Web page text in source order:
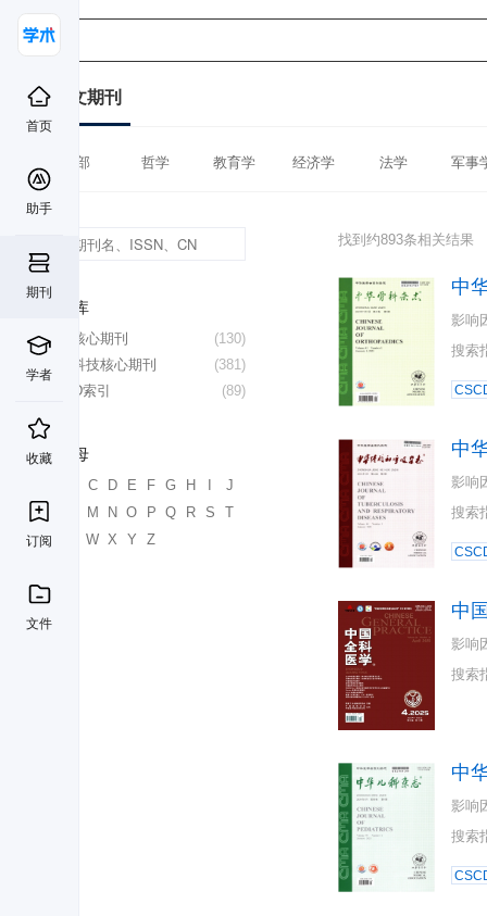
首页
助手
期刊
学者
收藏
订阅
文件
中文期刊
全部 哲学 教育学 经济学 法学 军事
数据库
(130)
北大核心期刊
(381)
中国科技核心期刊
(89)
CSCD索引
首字母
C D E F G H
J
M N O P Q R S
T
U
W X Y Z
找到约893条相关结果
中
影响
搜索
中
影响
搜索
中
影响
搜索
中
影响
搜索